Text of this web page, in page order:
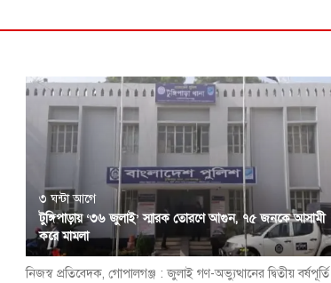
৩ ঘন্টা আগে
টুঙ্গিপাড়ায় ‘৩৬ জুলাই’ স্মারক তোরণে আগুন, ৭৫ জনকে আসামী
করে মামলা
নিজস্ব প্রতিবেদক, গোপালগঞ্জ : জুলাই গণ-অভ্যুত্থানের দ্বিতীয় বর্ষপূর্তি